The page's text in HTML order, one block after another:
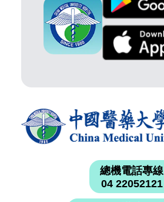
總機電話專線
04 22052121